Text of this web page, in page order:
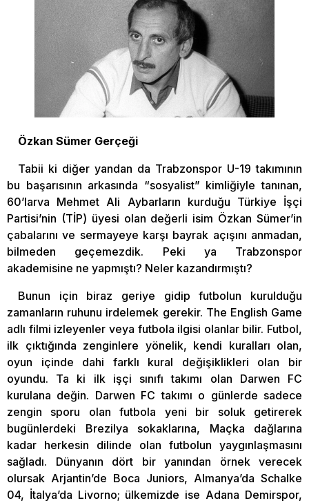
Özkan Sümer Gerçeği
Tabii ki diğer yandan da Trabzonspor U-19 takımının
bu başarısının arkasında “sosyalist” kimliğiyle tanınan,
60’larva Mehmet Ali Aybarların kurduğu Türkiye İşçi
Partisi’nin (TİP) üyesi olan değerli isim Özkan Sümer’in
çabalarını ve sermayeye karşı bayrak açışını anmadan,
bilmeden geçemezdik. Peki ya Trabzonspor
akademisine ne yapmıştı? Neler kazandırmıştı?
Bunun için biraz geriye gidip futbolun kurulduğu
zamanların ruhunu irdelemek gerekir. The English Game
adlı filmi izleyenler veya futbola ilgisi olanlar bilir. Futbol,
ilk çıktığında zenginlere yönelik, kendi kuralları olan,
oyun içinde dahi farklı kural değişiklikleri olan bir
oyundu. Ta ki ilk işçi sınıfı takımı olan Darwen FC
kurulana değin. Darwen FC takımı o günlerde sadece
zengin sporu olan futbola yeni bir soluk getirerek
bugünlerdeki Brezilya sokaklarına, Maçka dağlarına
kadar herkesin dilinde olan futbolun yaygınlaşmasını
sağladı. Dünyanın dört bir yanından örnek verecek
olursak Arjantin’de Boca Juniors, Almanya’da Schalke
04, İtalya’da Livorno; ülkemizde ise Adana Demirspor,